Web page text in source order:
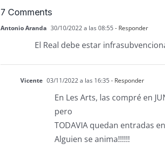
7 Comments
Antonio Aranda 30/10/2022 a las 08:55- Responder
El Real debe estar
Vicente 03/11/2022 a las 16:35- Responder
En Les Arts, las compré en
pero
TODAVIA quedan entradas
Alguien se anima!!!!!!